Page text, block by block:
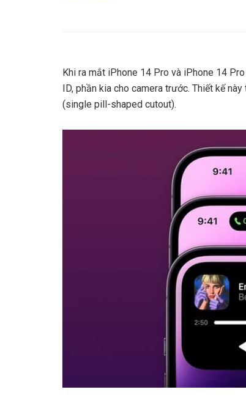
Khi ra mắt iPhone 14 Pro và iPhone 14
ID, phần kia cho camera trước. Thiết kế
(single pill-shaped cutout).